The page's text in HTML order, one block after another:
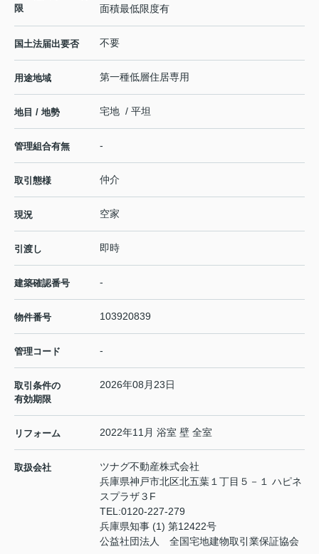
限
面積最低限度有
国土法届出要否 不要
用途地域 第一種低層住居専用
地目 / 地勢 宅地 / 平坦
管理組合有無 -
取引態様 仲介
現況 空家
引渡し 即時
建築確認番号 -
物件番号 103920839
管理コード -
取引条件の
有効期限
2026年08月23日
リフォーム 2022年11月 浴室 壁 全室
取扱会社
ツナグ不動産株式会社
兵庫県神戸市北区北五葉１丁目５－１ ハピネ
スプラザ３F
TEL:0120-227-279
兵庫県知事 (1) 第12422号
公益社団法人 全国宅地建物取引業保証協会